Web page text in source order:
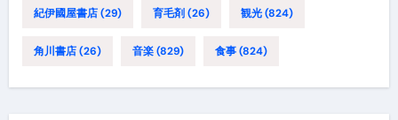
紀伊國屋書店(29) 育毛剤 (26) 観光(824)
角川書店(26) 音楽(829) 食事(824)